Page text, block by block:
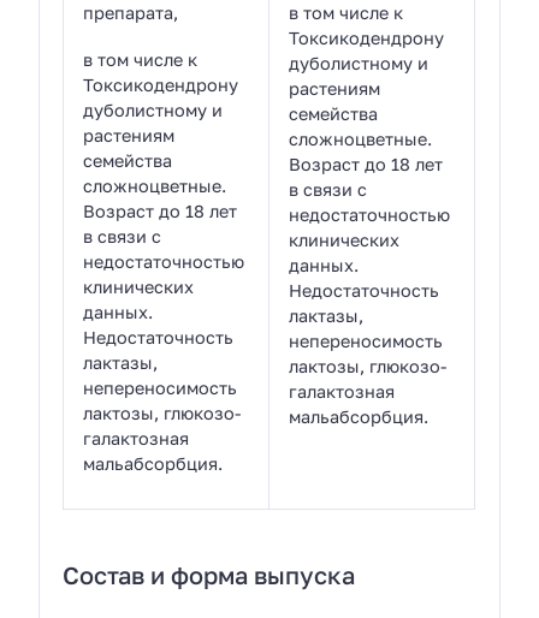
препарата,
в том числе к
Токсикодендрону
дуболистному и
растениям
семейства
сложноцветные.
Возраст до 18 лет
в связи с
недостаточностью
клинических
данных.
Недостаточность
лактазы,
непереносимость
лактозы, глюкозо-
галактозная
мальабсорбция.
в том числе к
Токсикодендрону
дуболистному и
растениям
семейства
сложноцветные.
Возраст до 18 лет
в связи с
недостаточностью
клинических
данных.
Недостаточность
лактазы,
непереносимость
лактозы, глюкозо-
галактозная
мальабсорбция.
Состав и форма выпуска